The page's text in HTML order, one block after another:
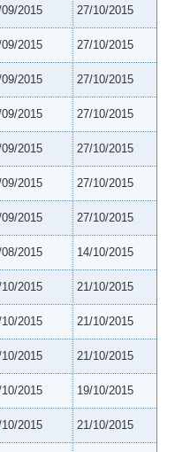
09/2015 27/10/2015
09/2015 27/10/2015
09/2015 27/10/2015
09/2015 27/10/2015
09/2015 27/10/2015
09/2015 27/10/2015
09/2015 27/10/2015
2015 14/10/2015
10/2015 21/10/2015
10/2015 21/10/2015
10/2015 21/10/2015
10/2015 19/10/2015
10/2015 21/10/2015